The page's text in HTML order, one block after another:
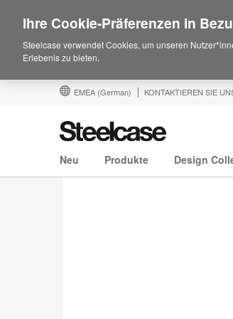
EMEA (German) KONTAKTIEREN SIE
Neu Produkte Design
Ihre Cookie-Präferenzen in
Steelcase verwendet Cookies, um unseren
Erlebenis zu bieten.